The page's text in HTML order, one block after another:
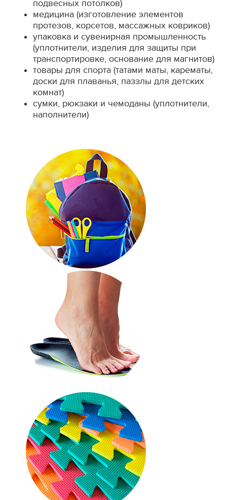
подвесных потолков)
медицина (изготовление элементов
протезов, корсетов, массажных ковриков)
упаковка и сувенирная промышленность
(уплотнители, изделия для защиты при
транспортировке, основание для магнитов)
товары для спорта (татами маты, карематы,
доски для плаванья, паззлы для детских
комнат)
сумки, рюкзаки и чемоданы (уплотнители,
наполнители)​